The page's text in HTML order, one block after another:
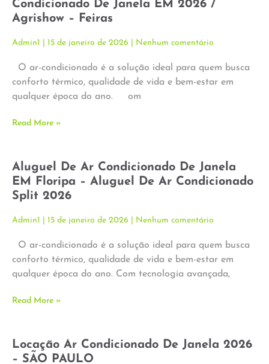
Condicionado De Janela EM 2026 /
Agrishow – Feiras
Admin1 15 de janeiro de 2026 Nenhum comentário
O ar-condicionado é a solução ideal para quem busca
conforto térmico, qualidade de vida e bem-estar em
qualquer época do ano. om
Read More »
Aluguel De Ar Condicionado De Janela
EM Floripa – Aluguel De Ar Condicionado
Split 2026
Admin1 15 de janeiro de 2026 Nenhum comentário
O ar-condicionado é a solução ideal para quem busca
conforto térmico, qualidade de vida e bem-estar em
qualquer época do ano. Com tecnologia avançada,
Read More »
Locação Ar Condicionado De Janela 2026
– SÃO PAULO